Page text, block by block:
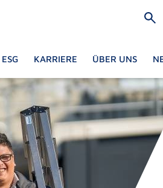
ESG KARRIERE ÜBER UNS